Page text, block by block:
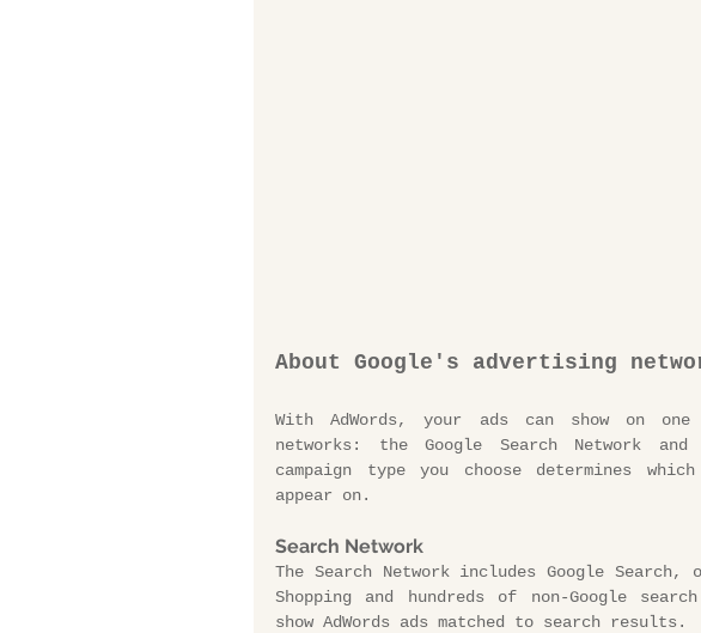
About Google's advertising
With AdWords, your ads can show on
networks: the Google Search Network
campaign type you choose determines
appear on.
Search Network
The Search Network includes Google Search,
Shopping and hundreds of non-Google
show AdWords ads matched to search results.